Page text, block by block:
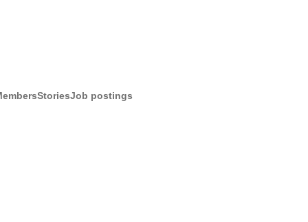
StoriesJob postings